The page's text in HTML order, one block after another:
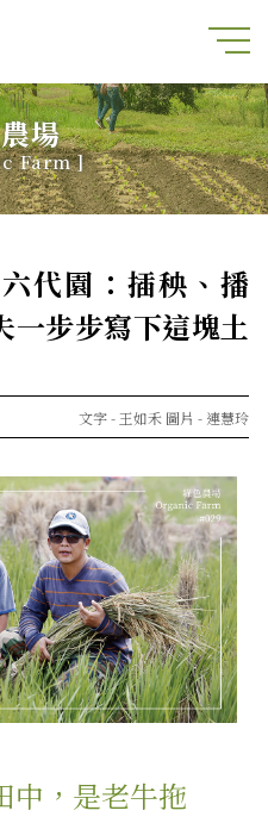
場
Farm ]
代園：插秧、播
一步步寫下這塊土
圖片 - 連慧玲
文字 - 王如禾
中，是老牛拖